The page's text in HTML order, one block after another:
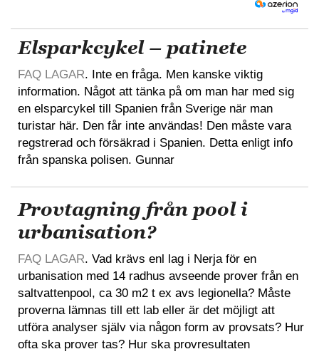
Elsparkcykel – patinete
FAQ LAGAR. Inte en fråga. Men kanske viktig
information. Något att tänka på om man har med sig
en elsparcykel till Spanien från Sverige när man
turistar här. Den får inte användas! Den måste vara
regstrerad och försäkrad i Spanien. Detta enligt info
från spanska polisen. Gunnar
Provtagning från pool i
urbanisation?
FAQ LAGAR. Vad krävs enl lag i Nerja för en
urbanisation med 14 radhus avseende prover från en
saltvattenpool, ca 30 m2 t ex avs legionella? Måste
proverna lämnas till ett lab eller är det möjligt att
utföra analyser själv via någon form av provsats? Hur
ofta ska prover tas? Hur ska provresultaten